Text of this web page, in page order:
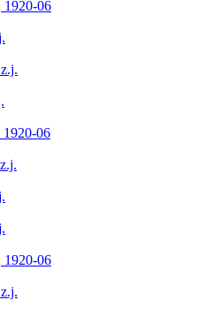
1920-06
1920-06
1920-06